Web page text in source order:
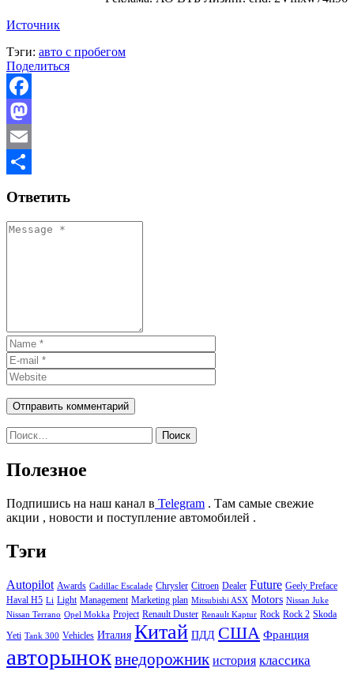
Источник
Тэги: авто с пробегом
Поделиться
Facebook
Mastodon
Email
Ответить
Найти:
Полезное
Подпишись на наш канал в Telegram . Там самые свежие
акции , новости и поступление автомобилей .
Тэги
Autopilot Awards Cadillac Escalade Chrysler Citroen Dealer Future Geely Preface
Haval H5 Li Light Management Marketing plan Mitsubishi ASX Motors Nissan Juke
Nissan Terrano Opel Mokka Project Renault Duster Renault Kaptur Rock Rock 2 Skoda
Yeti Tank 300 Vehicles Италия Китай ПДД США Франция
авторыноквнедорожник история классика